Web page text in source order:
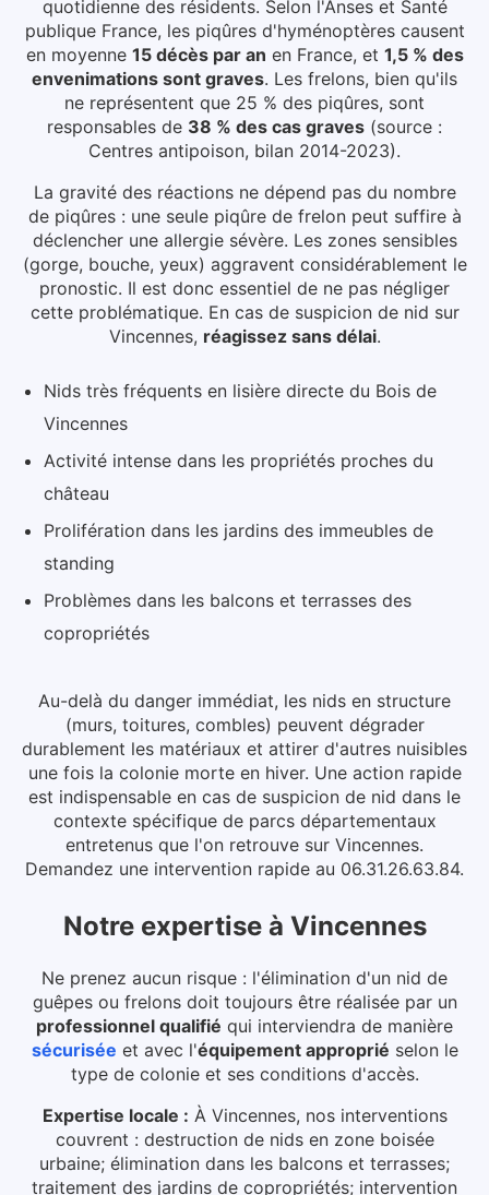
quotidienne des résidents. Selon l'Anses et Santé
publique France, les piqûres d'hyménoptères causent
en moyenne 15 décès par an en France, et 1,5 % des
envenimations sont graves. Les frelons, bien qu'ils
ne représentent que 25 % des piqûres, sont
responsables de 38 % des cas graves (source :
Centres antipoison, bilan 2014-2023).
La gravité des réactions ne dépend pas du nombre
de piqûres : une seule piqûre de frelon peut suffire à
déclencher une allergie sévère. Les zones sensibles
(gorge, bouche, yeux) aggravent considérablement le
pronostic. Il est donc essentiel de ne pas négliger
cette problématique. En cas de suspicion de nid sur
Vincennes, réagissez sans délai.
Nids très fréquents en lisière directe du Bois de
Vincennes
Activité intense dans les propriétés proches du
château
Prolifération dans les jardins des immeubles de
standing
Problèmes dans les balcons et terrasses des
copropriétés
Au-delà du danger immédiat, les nids en structure
(murs, toitures, combles) peuvent dégrader
durablement les matériaux et attirer d'autres nuisibles
une fois la colonie morte en hiver. Une action rapide
est indispensable en cas de suspicion de nid dans le
contexte spécifique de parcs départementaux
entretenus que l'on retrouve sur Vincennes.
Demandez une intervention rapide au 06.31.26.63.84.
Notre expertise à Vincennes
Ne prenez aucun risque : l'élimination d'un nid de
guêpes ou frelons doit toujours être réalisée par un
professionnel qualifié qui interviendra de manière
sécurisée et avec l'équipement approprié selon le
type de colonie et ses conditions d'accès.
Expertise locale : À Vincennes, nos interventions
couvrent : destruction de nids en zone boisée
urbaine; élimination dans les balcons et terrasses;
traitement des jardins de copropriétés; intervention